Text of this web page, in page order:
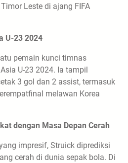
Leste di ajang FIFA
U-23 2024
pemain kunci timnas
U-23 2024. Ia tampil
3 gol dan 2 assist, termasuk
melawan Korea
dengan Masa Depan Cerah
impresif, Struick diprediksi
cerah di dunia sepak bola. Di